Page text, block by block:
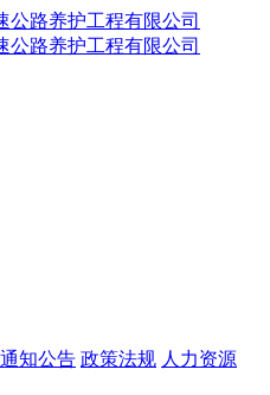
通知公告 政策法规 人力资源